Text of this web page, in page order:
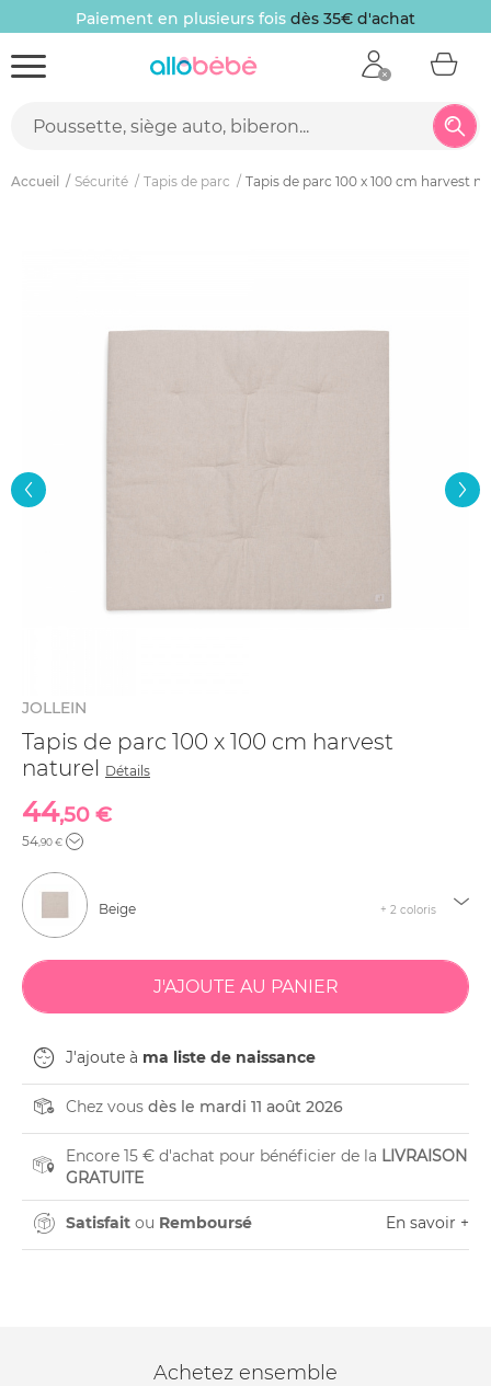
Paiement en plusieurs fois dès 35€ d'achat
Accueil Sécurité Tapis de parc Tapis de parc 100 x 100 cm harvest
JOLLEIN
Tapis de parc 100 x 100 cm harvest
naturel Détails
44,50 €
54,90 €
Beige + 2 coloris
J'ajoute à ma liste de naissance
Chez vous dès le mardi 11 août 2026
Encore 15 € d'achat pour bénéficier de la LIVRAISON
GRATUITE
Satisfait ou Remboursé En savoir +
Achetez ensemble